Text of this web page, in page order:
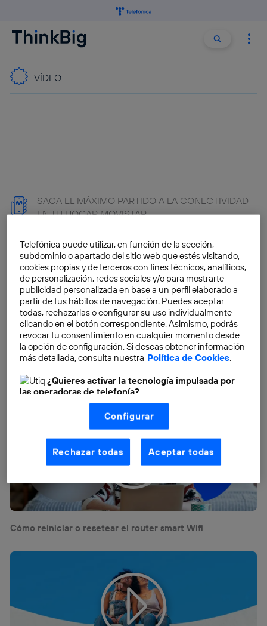
Buscar
VÍDEO
SACA EL MÁXIMO PARTIDO A LA CONECTIVIDAD
EN TU HOGAR MOVISTAR
en Movistar+
Cómo reiniciar o resetear el router smart Wifi
Telefónica puede utilizar, en función de la sección,
subdominio o apartado del sitio web que estés visitando,
cookies propias y de terceros con fines técnicos, analíticos,
de personalización, redes sociales y/o para mostrarte
publicidad personalizada en base a un perfil elaborado a
partir de tus hábitos de navegación. Puedes aceptar
todas, rechazarlas o configurar su uso individualmente
clicando en el botón correspondiente. Asimismo, podrás
revocar tu consentimiento en cualquier momento desde
la opción de configuración. Si deseas obtener información
más detallada, consulta nuestra Política de Cookies.
¿Quieres activar la tecnología impulsada por
las operadoras de telefonía?
Nosotros, Telefónica S.A., utilizamos la tecnología Utiq para
realizar nuestras acciones de marketing digital o análisis
(como se describe en este aviso de consentimiento)
basadas en tu navegación en nuestra(s) web(s)
aquí (solo cuando utilizas una conexión a
internet habilitada , proporcionada por una de las
operadoras de telefonía participantes, y otorgas tu
La tecnología Utiq está diseñada con la privacidad como
prioridad ofreciéndote elección y control.
operadora de telefonía , utilizando tu dirección IP y otra
telecomunicaciones vinculada a la conexión que utilizas
(p. ej., número de teléfono móvil).
Este identificador se asigna a la conexión de internet, por
lo que cualquier persona que conecte su dispositivo y
consienta el uso de la tecnología recibirá el mismo
identificador. Típicamente:
Configurar
Rechazar todas Aceptar todas